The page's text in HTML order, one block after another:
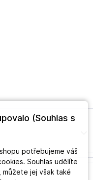
(Souhlas s
potřebujeme váš
Souhlas udělíte
můžete jej však také